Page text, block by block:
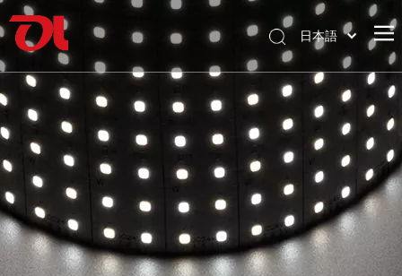
ホームページ
私たちに関しては
製品
応用
サポート
ダウンロード
日本語
العربية
Français
Pусский
Español
Português
Deutsch
Italiano
한국어